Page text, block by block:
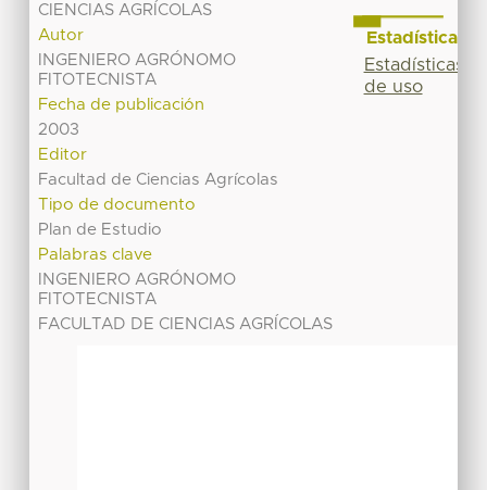
CIENCIAS AGRÍCOLAS
Autor
INGENIERO AGRÓNOMO
FITOTECNISTA
Fecha de publicación
2003
Editor
Facultad de Ciencias Agrícolas
Tipo de documento
Plan de Estudio
Palabras clave
INGENIERO AGRÓNOMO
FITOTECNISTA
FACULTAD DE CIENCIAS AGRÍCOLAS
Estadísticas
Estadísticas
de uso